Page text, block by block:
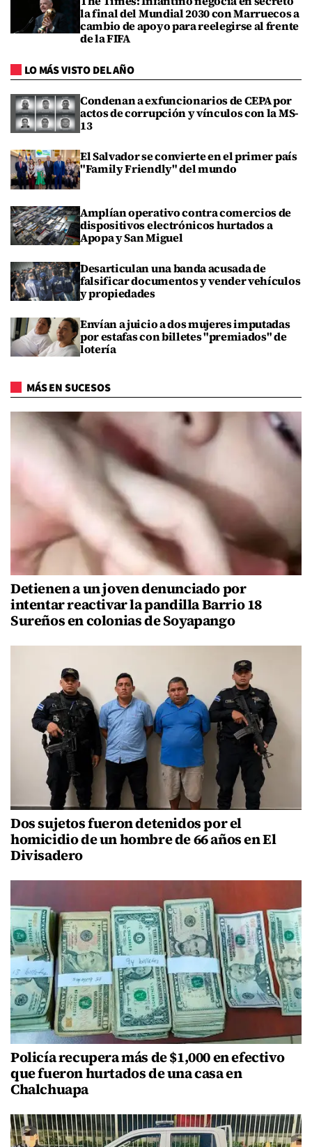
la final del Mundial 2030 con Marruecos a
cambio de apoyo para reelegirse al frente
de la FIFA
LO MÁS VISTO DEL AÑO
Condenan a exfuncionarios de CEPA por
actos de corrupción y vínculos con la MS-
13
El Salvador se convierte en el primer país
"Family Friendly" del mundo
Amplían operativo contra comercios de
dispositivos electrónicos hurtados a
Apopa y San Miguel
Desarticulan una banda acusada de
falsificar documentos y vender vehículos
y propiedades
Envían a juicio a dos mujeres imputadas
por estafas con billetes "premiados" de
lotería
MÁS EN SUCESOS
Detienen a un joven denunciado por
intentar reactivar la pandilla Barrio 18
Sureños en colonias de Soyapango
Dos sujetos fueron detenidos por el
homicidio de un hombre de 66 años en El
Divisadero
Policía recupera más de $1,000 en efectivo
que fueron hurtados de una casa en
Chalchuapa